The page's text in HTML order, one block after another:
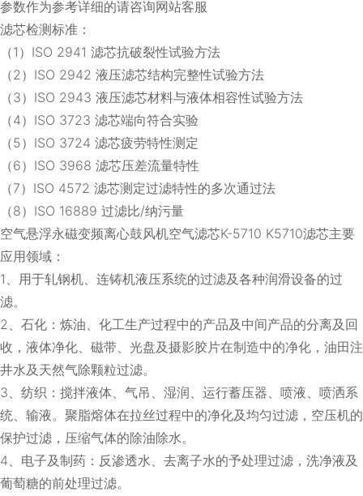
参数作为参考详细的请咨询网站客服
滤芯检测标准：
（1）ISO 2941 滤芯抗破裂性试验方法
（2）ISO 2942 液压滤芯结构完整性试验方法
（3）ISO 2943 液压滤芯材料与液体相容性试验方法
（4）ISO 3723 滤芯端向符合实验
（5）ISO 3724 滤芯疲劳特性测定
（6）ISO 3968 滤芯压差流量特性
（7）ISO 4572 滤芯测定过滤特性的多次通过法
（8）ISO 16889 过滤比/纳污量
空气悬浮永磁变频离心鼓风机空气滤芯K-5710 K5710滤芯主要
应用领域：
1、用于轧钢机、连铸机液压系统的过滤及各种润滑设备的过
滤。
2、石化：炼油、化工生产过程中的产品及中间产品的分离及回
收，液体净化、磁带、光盘及摄影胶片在制造中的净化，油田注
井水及天然气除颗粒过滤。
3、纺织：搅拌液体、气吊、湿润、运行蓄压器、喷液、喷洒系
统、输液。聚脂熔体在拉丝过程中的净化及均匀过滤，空压机的
保护过滤，压缩气体的除油除水。
4、电子及制药：反渗透水、去离子水的予处理过滤，洗净液及
葡萄糖的前处理过滤。